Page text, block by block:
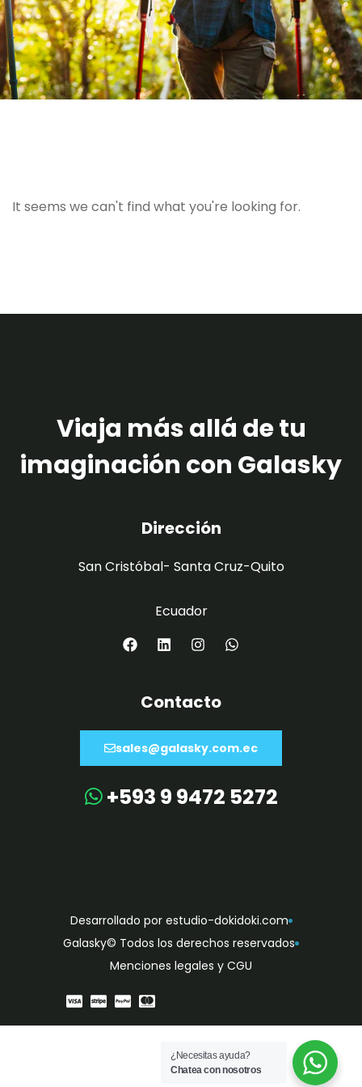
It seems we can't find what you're looking for.
Viaja más allá de tu
imaginación con Galasky
Dirección
San Cristóbal- Santa Cruz-Quito
Ecuador
Contacto
sales@galasky.com.ec
+593 9 9472 5272
Desarrollado por estudio-dokidoki.com
Galasky© Todos los derechos reservados
Menciones legales y CGU
¿Necesitas ayuda?
Chatea con nosotros